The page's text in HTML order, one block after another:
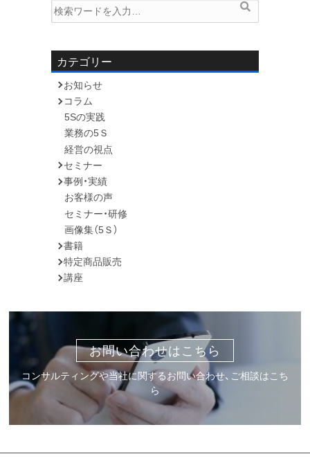
検
索
容:
カテゴリー
お知らせ
コラム
5Sの実践
業務の5Ｓ
経営の視点
セミナー
事例・実績
お客様の声
セミナー・研修
画像集（5Ｓ）
書籍
特定商品販売
講座
お問い合わせはこちら
コンサルティングや当社に関するお問い合わせ、ご相談はこち
ら